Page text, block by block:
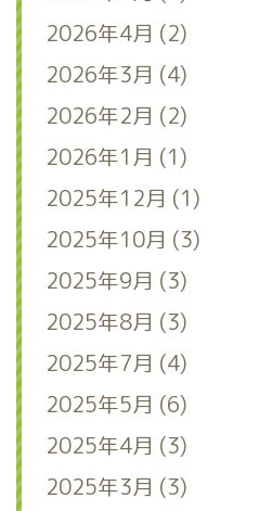
2026年4月 (2)
2026年3月 (4)
2026年2月 (2)
2026年1月 (1)
2025年12月 (1)
2025年10月 (3)
2025年9月 (3)
2025年8月 (3)
2025年7月 (4)
2025年5月 (6)
2025年4月 (3)
2025年3月 (3)